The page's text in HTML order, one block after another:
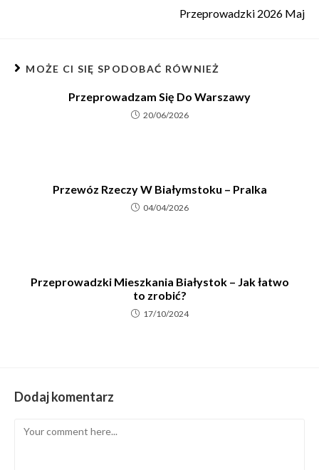
Przeprowadzki 2026 Maj
MOŻE CI SIĘ SPODOBAĆ RÓWNIEŻ
Przeprowadzam Się Do Warszawy
20/06/2026
Przewóz Rzeczy W Białymstoku – Pralka
04/04/2026
Przeprowadzki Mieszkania Białystok – Jak łatwo
to zrobić?
17/10/2024
Dodaj komentarz